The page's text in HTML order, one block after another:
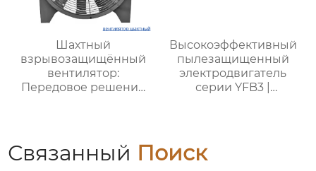
Шахтный
взрывозащищённый
вентилятор:
Передовое решение
подземных условиях
Высокоэффективный
пылезащищенный
электродвигатель
серии YFB3 |
Связанный Поиск